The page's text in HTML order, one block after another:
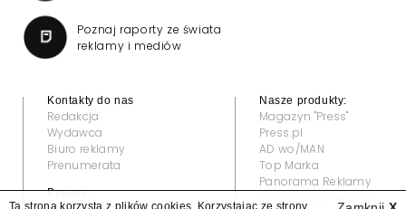
Poznaj raporty ze świata
reklamy i mediów
Kontakty do nas
Redakcja
Wydawca
Biuro reklamy
Prenumerata
Prawne:
Nasze produkty:
Magazyn "Press"
Press.pl
AD wo/MAN
Top Marka
Panorama Reklamy
Ta strona korzysta z plików cookies. Korzystając ze strony